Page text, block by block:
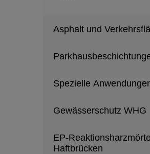
Asphalt und
Spezielle
Gewässerschutz WHG
EP-
Haftbrücken